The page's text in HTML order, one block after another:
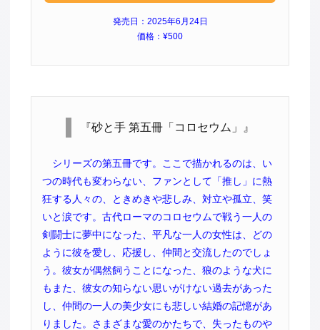
発売日：2025年6月24日
価格：¥500
『砂と手 第五冊「コロセウム」』
シリーズの第五冊です。ここで描かれるのは、い
つの時代も変わらない、ファンとして「推し」に熱
狂する人々の、ときめきや悲しみ、対立や孤立、笑
いと涙です。古代ローマのコロセウムで戦う一人の
剣闘士に夢中になった、平凡な一人の女性は、どの
ように彼を愛し、応援し、仲間と交流したのでしょ
う。彼女が偶然飼うことになった、狼のような犬に
もまた、彼女の知らない思いがけない過去があった
し、仲間の一人の美少女にも悲しい結婚の記憶があ
りました。さまざまな愛のかたちで、失ったものや